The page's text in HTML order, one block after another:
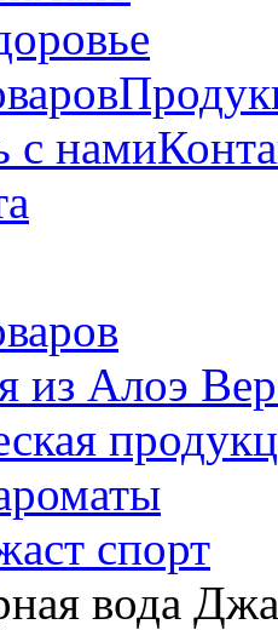
с нами
из Алоэ
спорт
вода